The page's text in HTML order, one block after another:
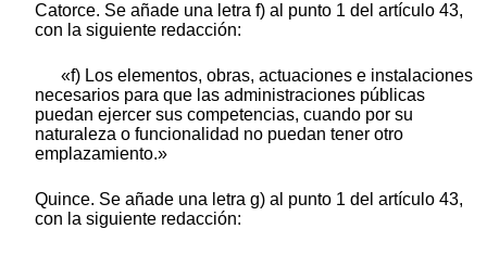
Catorce. Se añade una letra f) al punto 1 del artículo 43,
con la siguiente redacción:
«f) Los elementos, obras, actuaciones e instalaciones
necesarios para que las administraciones públicas
puedan ejercer sus competencias, cuando por su
naturaleza o funcionalidad no puedan tener otro
emplazamiento.»
Quince. Se añade una letra g) al punto 1 del artículo 43,
con la siguiente redacción: